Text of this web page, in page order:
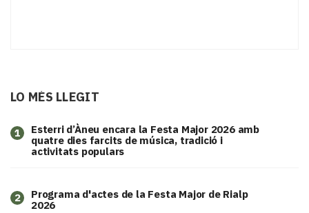
LO MÉS LLEGIT
1
Esterri d’Àneu encara la Festa Major 2026 amb
quatre dies farcits de música, tradició i
activitats populars
2
Programa d'actes de la Festa Major de Rialp
2026